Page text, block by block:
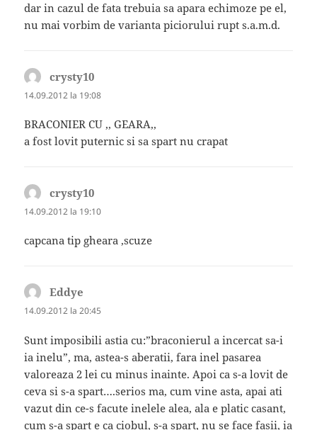
dar in cazul de fata trebuia sa apara echimoze pe el,
nu mai vorbim de varianta piciorului rupt s.a.m.d.
crysty10
14.09.2012 la 19:08
BRACONIER CU ,, GEARA,,
a fost lovit puternic si sa spart nu crapat
crysty10
14.09.2012 la 19:10
capcana tip gheara ,scuze
Eddye
14.09.2012 la 20:45
Sunt imposibili astia cu:”braconierul a incercat sa-i
ia inelu”, ma, astea-s aberatii, fara inel pasarea
valoreaza 2 lei cu minus inainte. Apoi ca s-a lovit de
ceva si s-a spart….serios ma, cum vine asta, apai ati
vazut din ce-s facute inelele alea, ala e platic casant,
cum s-a spart e ca ciobul, s-a spart, nu se face fasii, ia